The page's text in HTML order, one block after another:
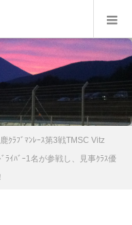
ﾗﾌﾞﾏﾝﾚｰｽ第3戦TMSC Vitz
ｲﾊﾞｰ1名が参戦し、見事ｸﾗｽ優